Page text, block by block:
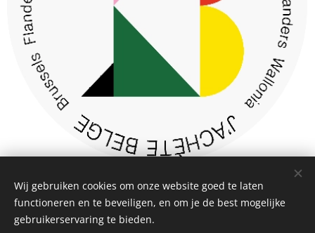
Algemene Voorwaarden
Wij gebruiken cookies om onze website goed te laten
functioneren en te beveiligen, en om je de best mogelijke
gebruikerservaring te bieden.